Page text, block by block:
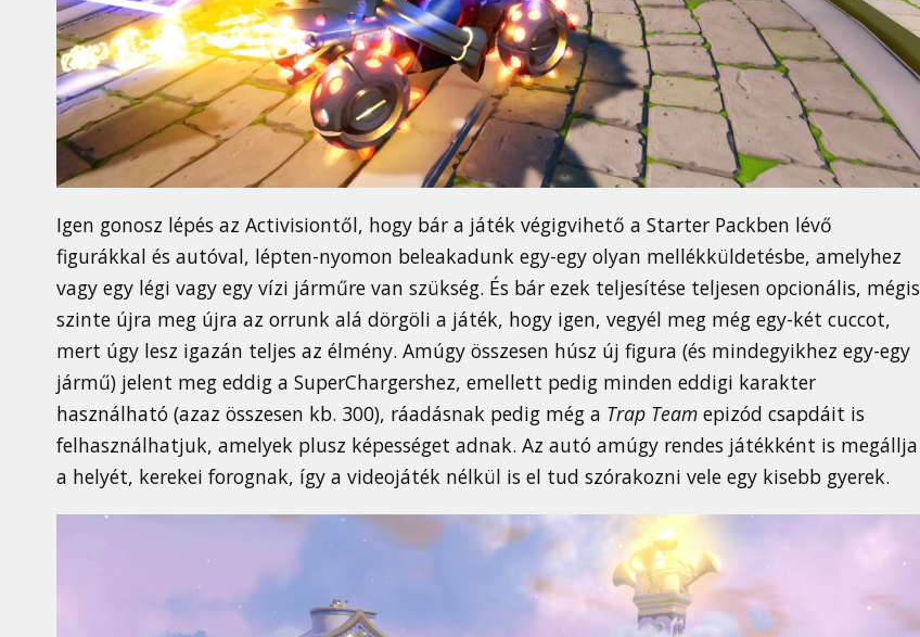
Igen gonosz lépés az Activisiontől, hogy bár a játék végigvihető a Starter Packben lévő
figurákkal és autóval, lépten-nyomon beleakadunk egy-egy olyan mellékküldetésbe, amelyhez
vagy egy légi vagy egy vízi járműre van szükség. És bár ezek teljesítése teljesen opcionális, mégis
szinte újra meg újra az orrunk alá dörgöli a játék, hogy igen, vegyél meg még egy-két cuccot,
mert úgy lesz igazán teljes az élmény. Amúgy összesen húsz új figura (és mindegyikhez egy-egy
jármű) jelent meg eddig a SuperChargershez, emellett pedig minden eddigi karakter
használható (azaz összesen kb. 300), ráadásnak pedig még a Trap Team epizód csapdáit is
felhasználhatjuk, amelyek plusz képességet adnak. Az autó amúgy rendes játékként is megállja
a helyét, kerekei forognak, így a videojáték nélkül is el tud szórakozni vele egy kisebb gyerek.